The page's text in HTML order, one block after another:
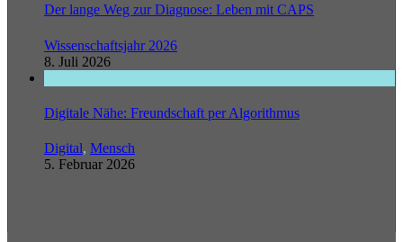
Der lange Weg zur Diagnose: Leben mit CAPS
Wissenschaftsjahr 2026
8. Juli 2026
Digitale Nähe: Freundschaft per Algorithmus
Digital, Mensch
5. Februar 2026